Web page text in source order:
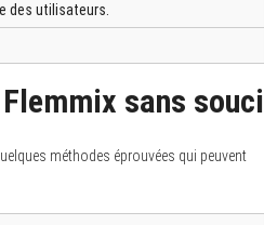
des utilisateurs.
sans souci
méthodes éprouvées qui peuvent